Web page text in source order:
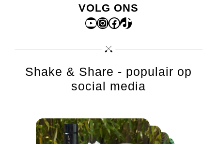
VOLG ONS
YouTube
Instagram
Facebook
TikTok
Shake & Share - populair op
social media